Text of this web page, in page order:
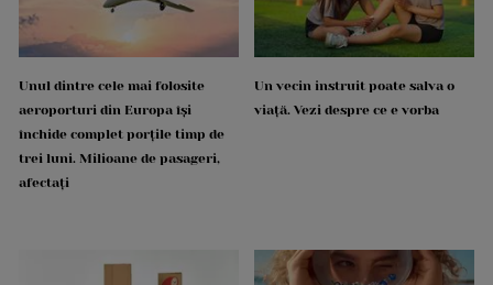
Unul dintre cele mai folosite
aeroporturi din Europa își
închide complet porțile timp de
trei luni. Milioane de pasageri,
afectați
Un vecin instruit poate salva o
viață. Vezi despre ce e vorba